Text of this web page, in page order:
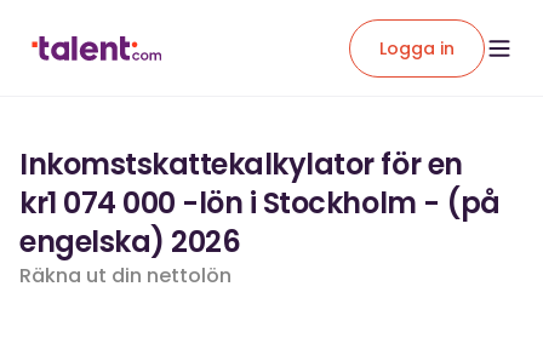
Logga in
Inkomstskattekalkylator för en
kr1 074 000 -lön i Stockholm - (på
engelska) 2026
Räkna ut din nettolön